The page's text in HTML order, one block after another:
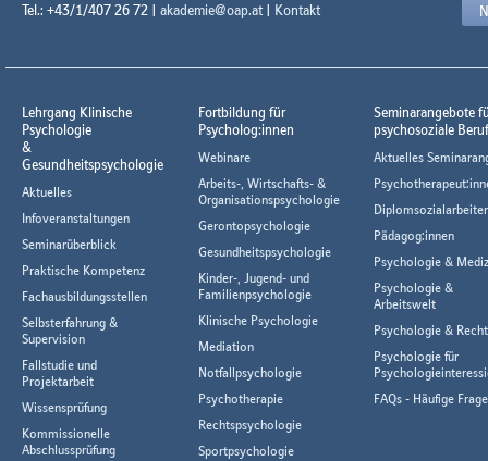
Tel.: +43/1/407 26 72 | akademie@oap.at | Kontakt
Lehrgang Klinische
Psychologie
&
Gesundheitspsychologie
Aktuelles
Infoveranstaltungen
Seminarüberblick
Praktische Kompetenz
Fachausbildungsstellen
Selbsterfahrung &
Supervision
Fallstudie und
Projektarbeit
Wissensprüfung
Kommissionelle
Abschlussprüfung
Fortbildung für
Psycholog:innen
Webinare
Arbeits-, Wirtschafts- &
Organisationspsychologie
Gerontopsychologie
Gesundheitspsychologie
Kinder-, Jugend- und
Familienpsychologie
Klinische Psychologie
Mediation
Notfallpsychologie
Psychotherapie
Rechtspsychologie
Sportpsychologie
Seminarangebote
psychosoziale
Aktuelles
Pädagog:innen
Psychologie &
Psychologie &
Arbeitswelt
Psychologie & Recht
Psychologie für
FAQs - Häufige